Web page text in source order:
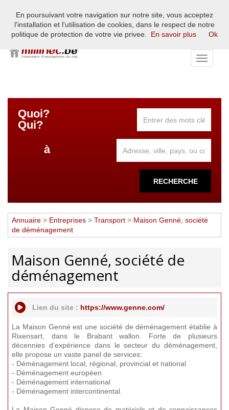
L'annuaire francophone du net européen - France, Belgique,
Suisse, Luxembourg
Toggle
Quoi?
Qui?
à
RECHERCHE
Annuaire > Entreprises > Transport > Maison Genné, société
de déménagement
Maison Genné, société de
déménagement
Lien du site : https://www.genne.com/
La Maison Genné est une société de déménagement établie à
Rixensart, dans le Brabant wallon. Forte de plusieurs
décennies d’expérience dans le secteur du déménagement,
elle propose un vaste panel de services:
- Déménagement local, régional, provincial et national
- Déménagement européen
- Déménagement international
- Déménagement intercontinental.
En poursuivant votre navigation sur notre site, vous acceptez
l'installation et l'utilisation de cookies, dans le respect de notre
politique de protection de votre vie privee.
En savoir plus Ok